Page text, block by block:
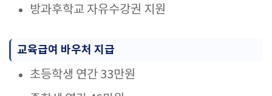
방과후학교 자유수강권 지원
교육급여 바우처 지급
초등학생 연간 33만원